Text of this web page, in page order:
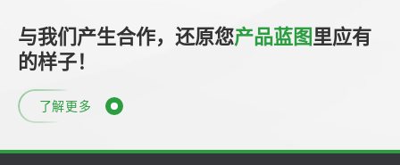
与我们产生合作，还原您产品蓝图里应有
的样子！
了解更多